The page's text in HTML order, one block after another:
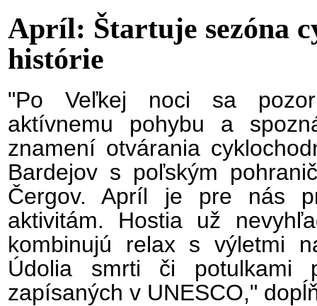
Apríl: Štartuje sezóna
histórie
"Po Veľkej noci sa
aktívnemu pohybu a
znamení otvárania
Bardejov s poľským
Čergov. Apríl je pre nás
aktivitám. Hostia už
kombinujú relax s výletmi
Údolia smrti či potulkami
zapísaných v UNESCO,"